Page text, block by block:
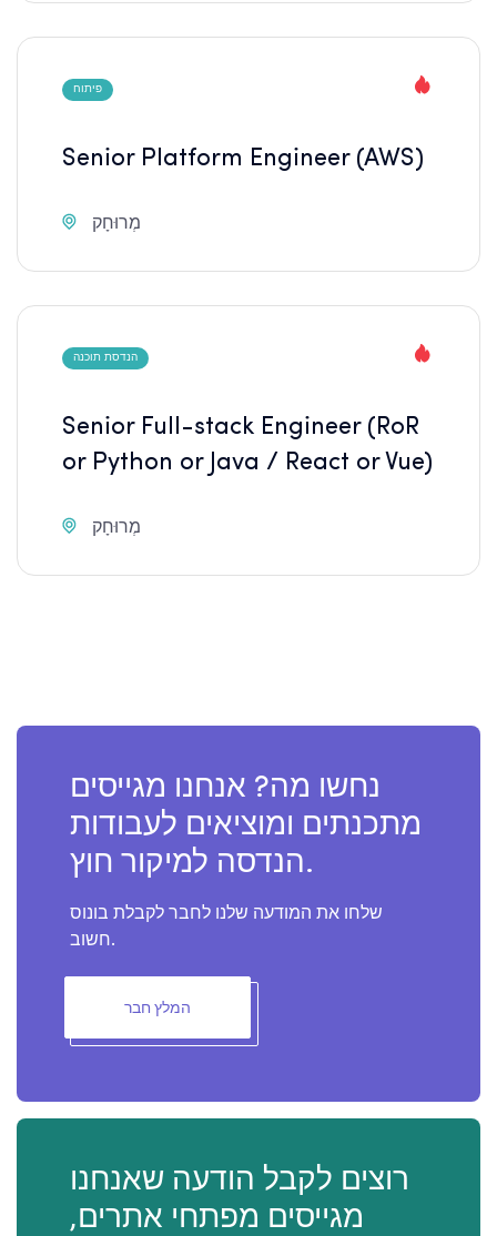
פיתוח
Senior Platform Engineer (AWS)
מְרוּחָק
הנדסת תוכנה
Senior Full-stack Engineer (RoR
or Python or Java / React or Vue)
מְרוּחָק
נחשו מה? אנחנו מגייסים
מתכנתים ומוציאים לעבודות
הנדסה למיקור חוץ.
שלחו את המודעה שלנו לחבר לקבלת בונוס
חשוב.
המלץ חבר
רוצים לקבל הודעה שאנחנו
מגייסים מפתחי אתרים,